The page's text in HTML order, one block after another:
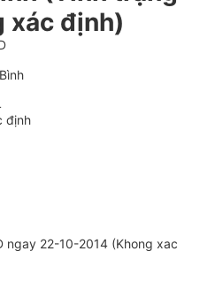
xác định)
định
ngay 22-10-2014 (Khong xac